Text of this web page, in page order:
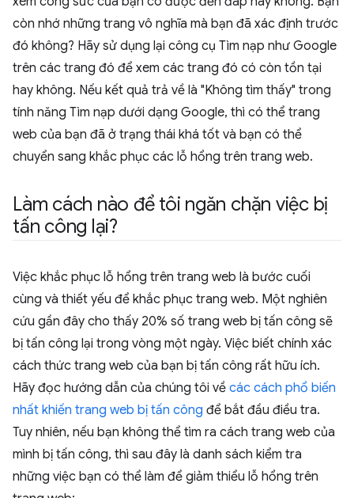
còn nhớ những trang vô nghĩa mà bạn đã xác định trước
đó không? Hãy sử dụng lại công cụ Tìm nạp như Google
trên các trang đó để xem các trang đó có còn tồn tại
hay không. Nếu kết quả trả về là "Không tìm thấy" trong
tính năng Tìm nạp dưới dạng Google, thì có thể trang
web của bạn đã ở trạng thái khá tốt và bạn có thể
chuyển sang khắc phục các lỗ hổng trên trang web.
Làm cách nào để tôi ngăn chặn việc bị
tấn công lại?
Việc khắc phục lỗ hổng trên trang web là bước cuối
cùng và thiết yếu để khắc phục trang web. Một nghiên
cứu gần đây cho thấy 20% số trang web bị tấn công sẽ
bị tấn công lại trong vòng một ngày. Việc biết chính xác
cách thức trang web của bạn bị tấn công rất hữu ích.
Hãy đọc hướng dẫn của chúng tôi về các cách phổ biến
nhất khiến trang web bị tấn công để bắt đầu điều tra.
Tuy nhiên, nếu bạn không thể tìm ra cách trang web của
mình bị tấn công, thì sau đây là danh sách kiểm tra
những việc bạn có thể làm để giảm thiểu lỗ hổng trên